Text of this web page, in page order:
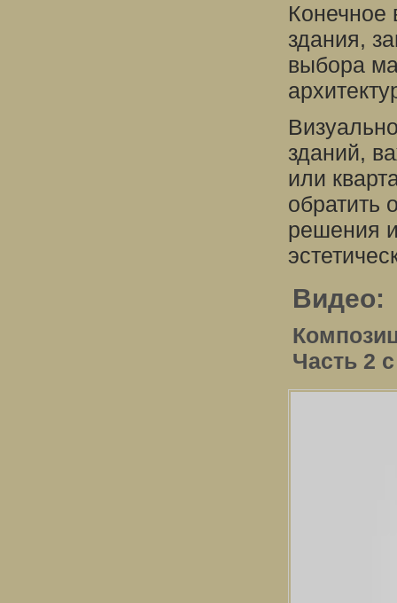
Конечное
здания,
выбора
зданий,
или
обратить
решения
Видео:
Часть 2